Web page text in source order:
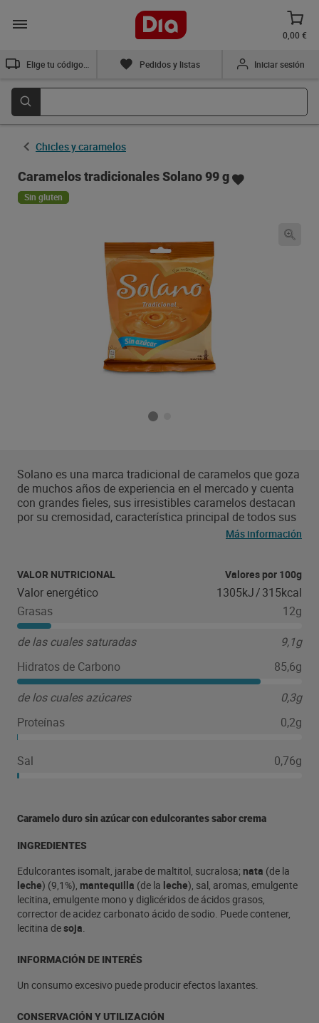
0,00 €
Pedidos y listas Iniciar sesión
Chicles y caramelos
Caramelos tradicionales Solano 99 g
Sin gluten
Solano es una marca tradicional de caramelos que goza
de muchos años de experiencia en el mercado y cuenta
con grandes fieles, sus irresistibles caramelos destacan
por su cremosidad, característica principal de todos sus
productos. Solano presenta caramelos sin azúcar y sin
cuidar la higiene y protección bucodental. Su dulzor y
cremosidad, así como su variedad de sabores, los hacen
perfectos para disfrutar en cualquier momento del día.
En un descanso, con el café, antes de irse a dormir...
Más información
VALOR NUTRICIONAL Valores por 100g
Valor energético 1305kJ/315kcal
Grasas
12g
de las cuales saturadas
9,1g
Hidratos de Carbono
85,6g
de los cuales azúcares
0,3g
Proteínas
0,2g
Sal 0,76g
Caramelo duro sin azúcar con edulcorantes sabor crema
INGREDIENTES
Edulcorantes isomalt, jarabe de maltitol, sucralosa; nata (de la
leche) (9,1%), mantequilla (de la leche), sal, aromas, emulgente
lecitina, emulgente mono y diglicéridos de ácidos grasos,
corrector de acidez carbonato ácido de sodio. Puede contener,
lecitina desoja.
INFORMACIÓN DE INTERÉS
Un consumo excesivo puede producir efectos laxantes.
CONSERVACIÓN Y UTILIZACIÓN